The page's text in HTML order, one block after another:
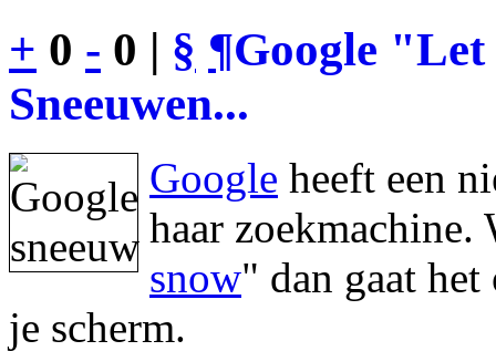
+ 0 - 0 | § ¶Google
Sneeuwen...
Google heeft een
haar zoekmachine.
snow" dan gaat
je scherm.